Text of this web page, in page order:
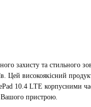
захисту та стильного
Цей високоякісний
10.4 LTE корпусними
Вашого пристрою.